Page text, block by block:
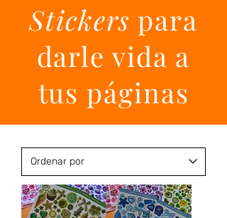
Stickers para
darle vida a
tus páginas